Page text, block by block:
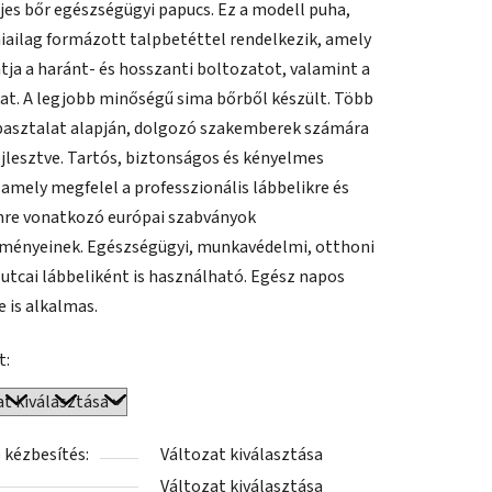
bőr egészségügyi papucs. Ez a modell puha,
formázott talpbetéttel rendelkezik, amely
a haránt- és hosszanti boltozatot, valamint a
A legjobb minőségű sima bőrből készült. Több
alapján, dolgozó szakemberek számára
Tartós, biztonságos és kényelmes
amely megfelel a professzionális lábbelikre és
vonatkozó európai szabványok
Egészségügyi, munkavédelmi, otthoni
lábbeliként is használható. Egész napos
is alkalmas.
Változat kiválasztása
Változat kiválasztása